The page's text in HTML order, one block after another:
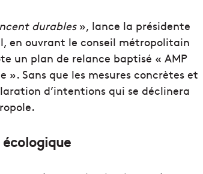
durables», lance la présidente
en ouvrant le conseil métropolitain
un plan de relance baptisé « AMP
». Sans que les mesures concrètes et
d’intentions qui se déclinera